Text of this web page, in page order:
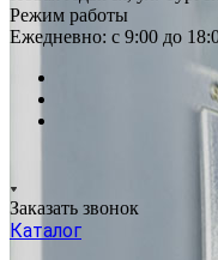
Режим работы
Ежедневно: с 9:00 до
Заказать звонок
Каталог